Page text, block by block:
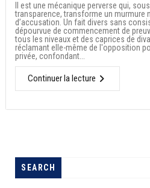
Il est une mécanique perverse qui,
transparence, transforme un murmure
d’accusation. Un fait divers sans
dépourvue de commencement de
tous les niveaux et des caprices de
réclamant elle-même de l'opposition
privée, confondant...
Continuer la lecture
SEARCH